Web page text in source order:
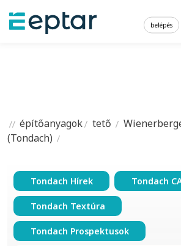
belépés
építőanyagok tető
(Tondach)
Tondach Hírek Tondach
Tondach Textúra
Tondach Prospektusok